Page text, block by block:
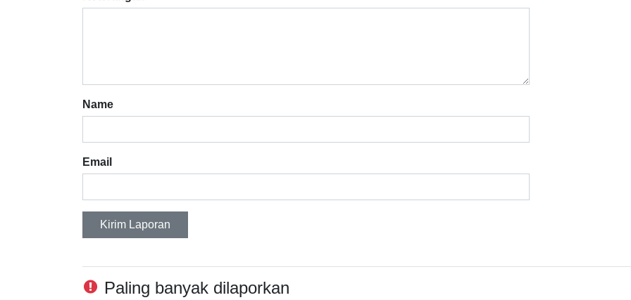
Name
Email
Kirim Laporan
Paling banyak dilaporkan